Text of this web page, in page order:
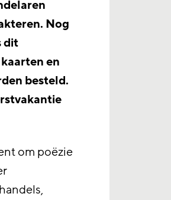
Nog
dit
en
besteld.
om poëzie